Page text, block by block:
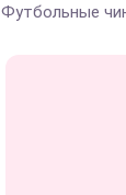
Футбольные